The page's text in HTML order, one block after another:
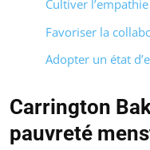
Cultiver
Favoriser la
Adopter un état
Carrington
pauvreté